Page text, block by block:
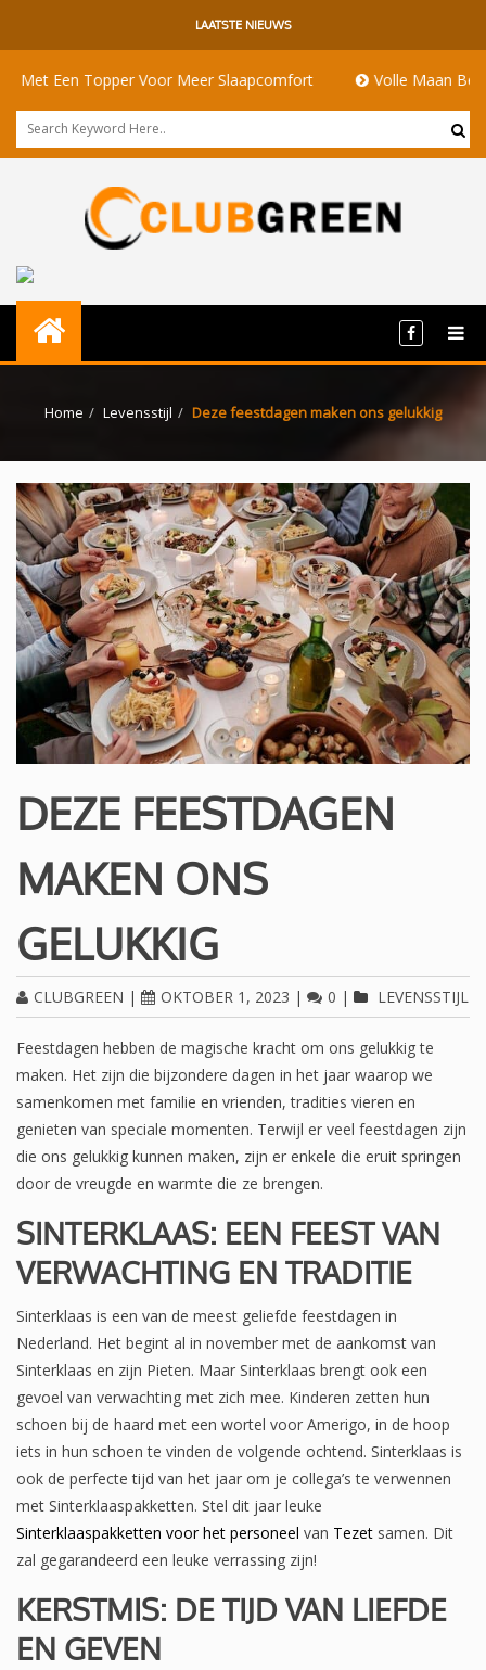
LAATSTE NIEUWS
Topper Voor Meer Slaapcomfort Volle Maan
Home Levensstijl Deze feestdagen maken ons gelukkig
DEZE FEESTDAGEN
MAKEN ONS
GELUKKIG
CLUBGREEN | OKTOBER 1, 2023 | 0 | LEVENSSTIJL
Feestdagen hebben de magische kracht om ons gelukkig te
maken. Het zijn die bijzondere dagen in het jaar waarop we
samenkomen met familie en vrienden, tradities vieren en
genieten van speciale momenten. Terwijl er veel feestdagen zijn
die ons gelukkig kunnen maken, zijn er enkele die eruit springen
door de vreugde en warmte die ze brengen.
SINTERKLAAS: EEN FEEST VAN
VERWACHTING EN TRADITIE
Sinterklaas is een van de meest geliefde feestdagen in
Nederland. Het begint al in november met de aankomst van
Sinterklaas en zijn Pieten. Maar Sinterklaas brengt ook een
gevoel van verwachting met zich mee. Kinderen zetten hun
schoen bij de haard met een wortel voor Amerigo, in de hoop
iets in hun schoen te vinden de volgende ochtend. Sinterklaas is
ook de perfecte tijd van het jaar om je collega’s te verwennen
met Sinterklaaspakketten. Stel dit jaar leuke
Sinterklaaspakketten voor het personeel van Tezet samen. Dit
zal gegarandeerd een leuke verrassing zijn!
KERSTMIS: DE TIJD VAN LIEFDE
EN GEVEN